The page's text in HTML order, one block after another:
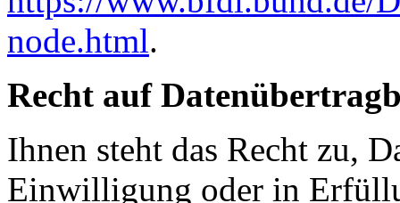
node.html.
Recht auf
Ihnen steht das Recht zu,
Einwilligung oder in